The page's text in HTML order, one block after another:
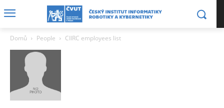
Domů People CIIRC employees list